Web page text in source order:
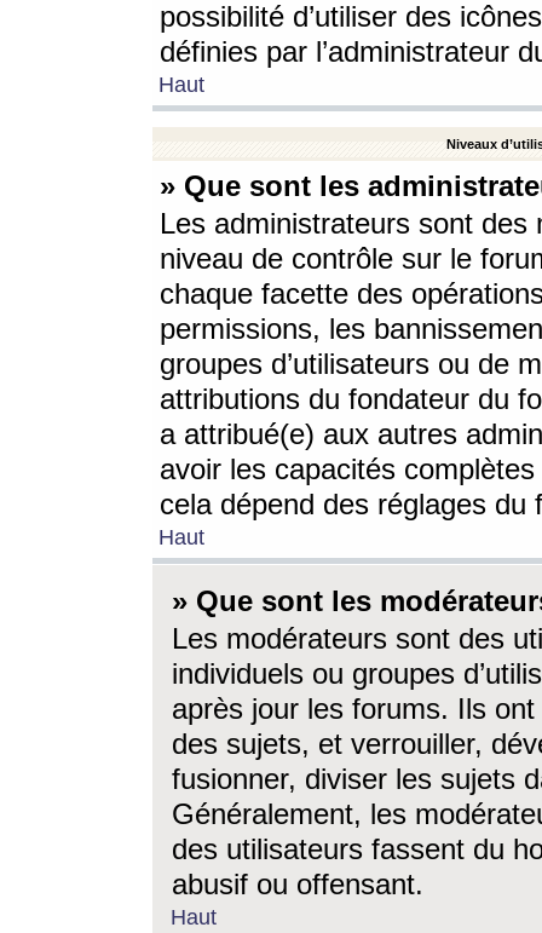
possibilité d’utiliser des
définies par l’administrateur
Haut
Niveaux
» Que sont les
Les administrateurs sont
niveau de contrôle sur le
chaque facette des
permissions, les
groupes d’utilisateurs ou de
attributions du fondateur du
a attribué(e) aux autres
avoir les capacités
cela dépend des réglages du
Haut
» Que sont les
Les modérateurs sont des
individuels ou groupes
après jour les forums. Ils ont
des sujets, et verrouiller,
fusionner, diviser les sujets
Généralement, les
des utilisateurs fassent du
abusif ou offensant.
Haut